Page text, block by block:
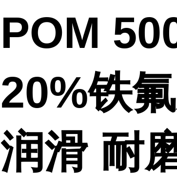
POM
20%铁
润滑 耐